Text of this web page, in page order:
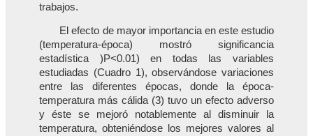
trabajos.
El efecto de mayor importancia en este estudio
(temperatura-época) mostró significancia
estadística )P<0.01) en todas las variables
estudiadas (Cuadro 1), observándose variaciones
entre las diferentes épocas, donde la época-
temperatura más cálida (3) tuvo un efecto adverso
y éste se mejoró notablemente al disminuir la
temperatura, obteniéndose los mejores valores al